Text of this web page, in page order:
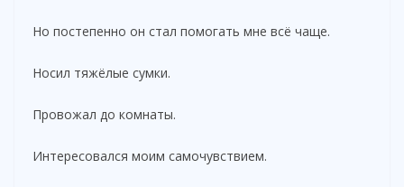
Но постепенно он стал помогать мне всё чаще.
Носил тяжёлые сумки.
Провожал до комнаты.
Интересовался моим самочувствием.